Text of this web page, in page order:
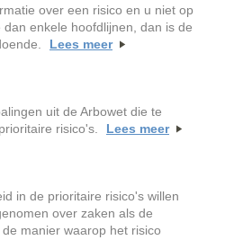
over een risico en u niet op
enkele hoofdlijnen, dan is de
Lees meer
uit de Arbowet die te
risico's.
Lees meer
in de prioritaire risico's willen
over zaken als de
manier waarop het risico